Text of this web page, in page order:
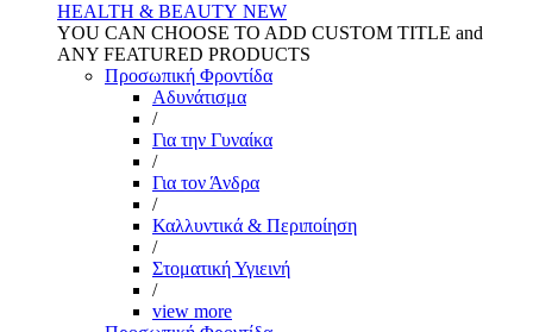
HEALTH & BEAUTY NEW
YOU CAN CHOOSE TO ADD CUSTOM TITLE and
ANY FEATURED PRODUCTS
Προσωπική Φροντίδα
Αδυνάτισμα
/
Για την Γυναίκα
/
Για τον Άνδρα
/
Καλλυντικά & Περιποίηση
/
Στοματική Υγιεινή
/
view more